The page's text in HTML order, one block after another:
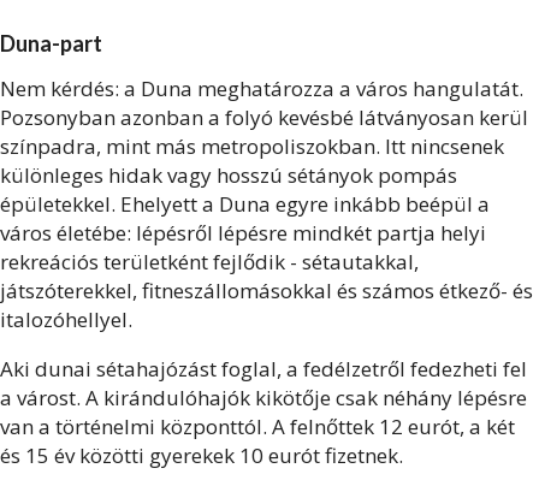
Duna-part
Nem kérdés: a Duna meghatározza a város hangulatát.
Pozsonyban azonban a folyó kevésbé látványosan kerül
színpadra, mint más metropoliszokban. Itt nincsenek
különleges hidak vagy hosszú sétányok pompás
épületekkel. Ehelyett a Duna egyre inkább beépül a
város életébe: lépésről lépésre mindkét partja helyi
rekreációs területként fejlődik - sétautakkal,
játszóterekkel, fitneszállomásokkal és számos étkező- és
italozóhellyel.
Aki dunai sétahajózást foglal, a fedélzetről fedezheti fel
a várost. A kirándulóhajók kikötője csak néhány lépésre
van a történelmi központtól. A felnőttek 12 eurót, a két
és 15 év közötti gyerekek 10 eurót fizetnek.